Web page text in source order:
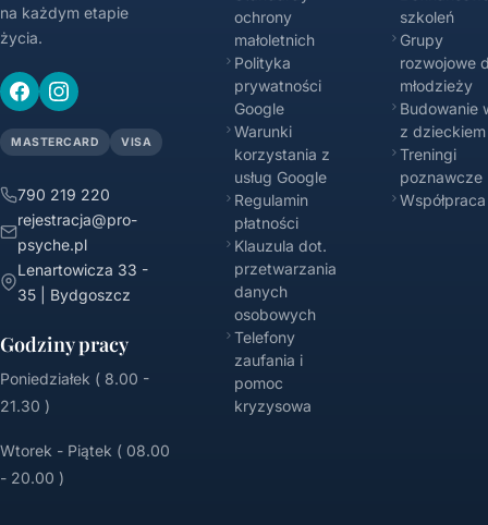
na każdym etapie
życia.
MASTERCARD VISA
790 219 220
rejestracja@pro-
psyche.pl
Lenartowicza 33 -
35 | Bydgoszcz
Godziny pracy
Poniedziałek ( 8.00 -
21.30 )
Wtorek - Piątek ( 08.00
- 20.00 )
ochrony
małoletnich
Polityka
prywatności
Google
Warunki
korzystania z
usług Google
Regulamin
płatności
Klauzula dot.
przetwarzania
danych
osobowych
Telefony
zaufania i
pomoc
kryzysowa
szkoleń
Grupy
rozwojowe
młodzieży
Budowanie
z dzieckiem
Treningi
poznawcze
Współpraca